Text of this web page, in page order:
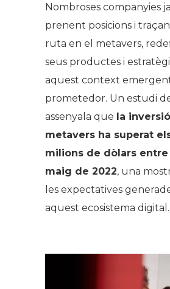
Nombroses companyies
prenent posicions i
ruta en el metavers,
seus productes i
aquest context
prometedor. Un estudi
assenyala que la
metavers ha superat
milions de dòlars
maig de 2022, una
les expectatives
aquest ecosistema digital.